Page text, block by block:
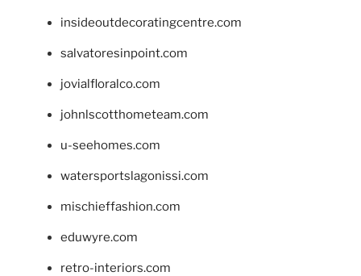
insideoutdecoratingcentre.com
salvatoresinpoint.com
jovialfloralco.com
johnlscotthometeam.com
u-seehomes.com
watersportslagonissi.com
mischieffashion.com
eduwyre.com
retro-interiors.com